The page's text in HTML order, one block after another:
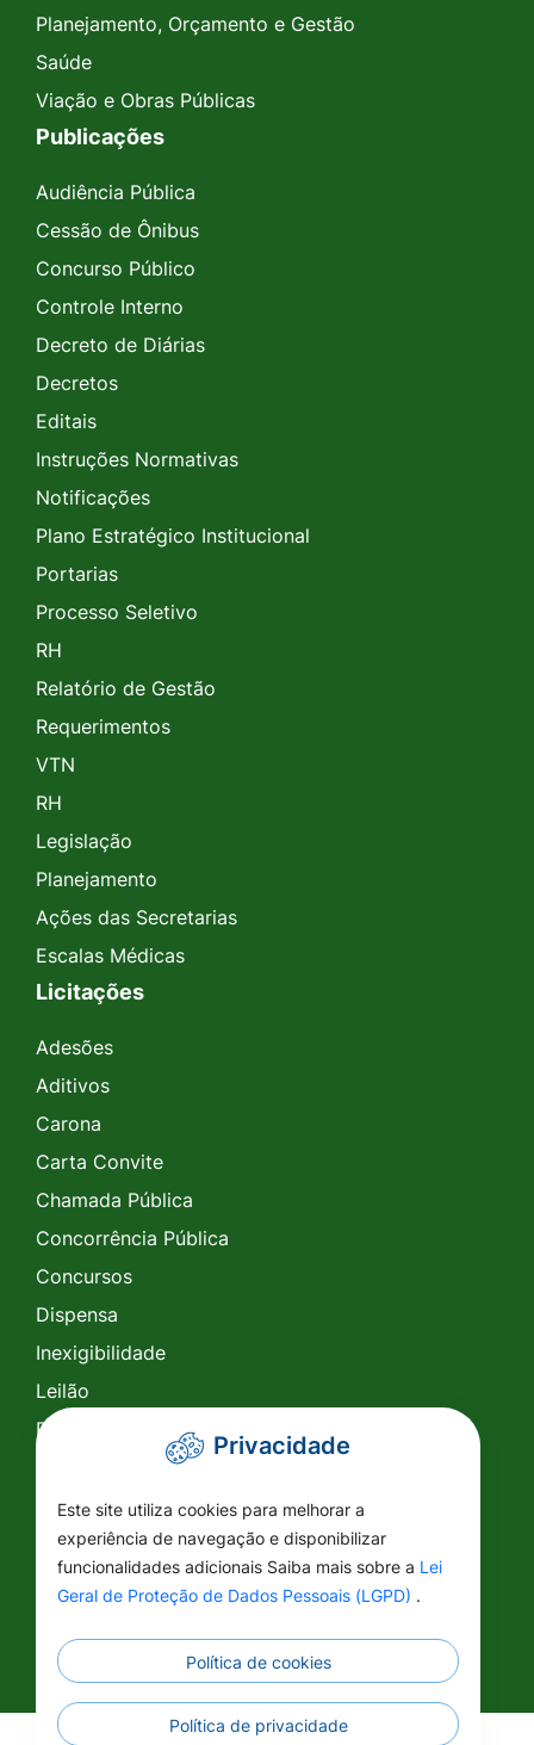
Planejamento, Orçamento e Gestão
Saúde
Viação e Obras Públicas
Publicações
Audiência Pública
Cessão de Ônibus
Concurso Público
Controle Interno
Decreto de Diárias
Decretos
Editais
Instruções Normativas
Notificações
Plano Estratégico Institucional
Portarias
Processo Seletivo
RH
Relatório de Gestão
Requerimentos
VTN
RH
Legislação
Planejamento
Ações das Secretarias
Escalas Médicas
Licitações
Adesões
Aditivos
Carona
Carta Convite
Chamada Pública
Concorrência Pública
Concursos
Dispensa
Inexigibilidade
Leilão
Pregão Eletrônico
Pregão Presencial
Tomada de Preço
SIC
Conselhos
Privacidade
Este site utiliza cookies para melhorar a
experiência de navegação e disponibilizar
funcionalidades adicionais Saiba mais sobre a Lei
Geral de Proteção de Dados Pessoais (LGPD) .
Política de cookies
Política de privacidade